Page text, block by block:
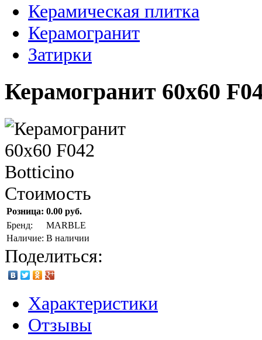
Керамическая плитка
Керамогранит
Затирки
Керамогранит 60х60
Стоимость
Розница: 0.00 руб.
Бренд:
MARBLE
Наличие: В наличии
Поделиться:
Характеристики
Отзывы